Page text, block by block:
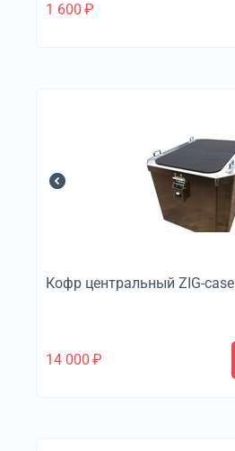
1 600 ₽
Кофр центральный ZIG-case
14 000 ₽